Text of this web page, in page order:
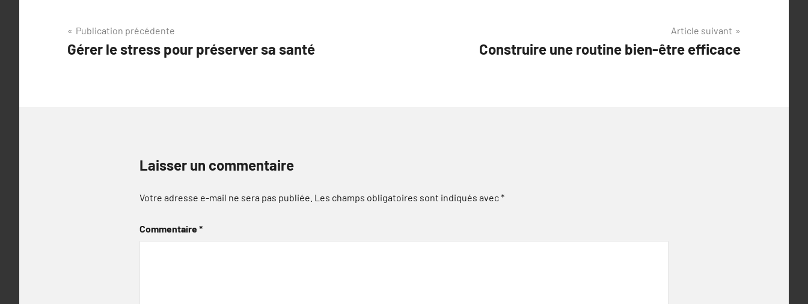
Navigation
de
Publication précédente
Gérer le stress pour préserver sa santé
Article suivant
Construire une routine bien-être efficace
Laisser un commentaire
Votre adresse e-mail ne sera pas publiée. Les champs obligatoires sont indiqués avec*
Commentaire*